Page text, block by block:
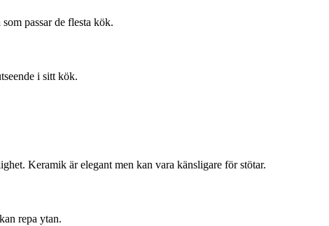
passar de flesta kök.
i sitt kök.
Keramik är elegant men kan vara känsligare för stötar.
repa ytan.